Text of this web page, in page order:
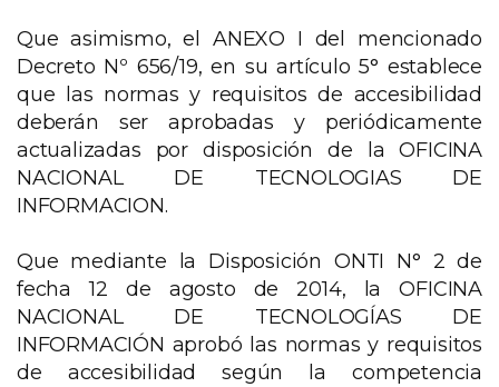
Que asimismo, el ANEXO I del mencionado
Decreto Nº 656/19, en su artículo 5° establece
que las normas y requisitos de accesibilidad
deberán ser aprobadas y periódicamente
actualizadas por disposición de la OFICINA
NACIONAL DE TECNOLOGIAS DE
INFORMACION.
Que mediante la Disposición ONTI N° 2 de
fecha 12 de agosto de 2014, la OFICINA
NACIONAL DE TECNOLOGÍAS DE
INFORMACIÓN aprobó las normas y requisitos
de accesibilidad según la competencia